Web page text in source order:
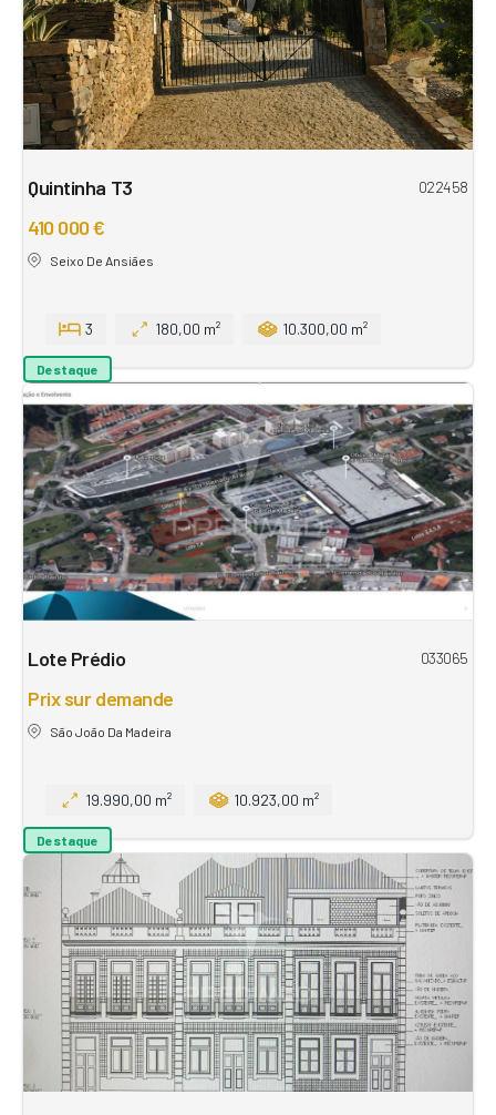
Quintinha T3 022458
410 000 €
Seixo De Ansiães
3 180,00 m² 10.300,00 m²
Destaque
Lote Prédio 033065
Prix sur demande
São João Da Madeira
19.990,00 m² 10.923,00 m²
Destaque